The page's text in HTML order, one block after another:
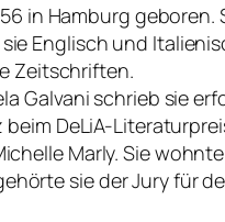
in Hamburg
Englisch und
Zeitschriften.
Galvani schrieb sie
DeLiA-
Marly. Sie
sie der Jury für